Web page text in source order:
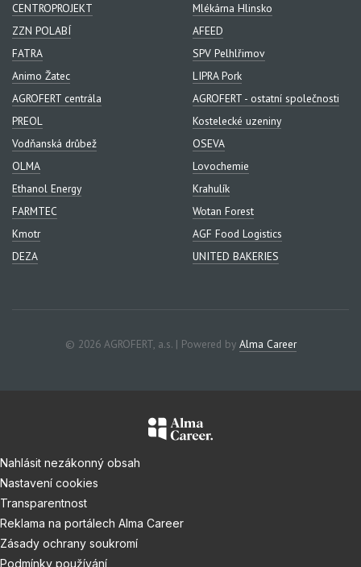
CENTROPROJEKT
Mlékárna Hlinsko
ZZN POLABÍ
AFEED
FATRA
SPV Pelhlřimov
Animo Žatec
LIPRA Pork
AGROFERT centrála
AGROFERT - ostatní společnosti
PREOL
Kostelecké uzeniny
Vodňanská drůbež
OSEVA
OLMA
Lovochemie
Ethanol Energy
Krahulík
FARMTEC
Wotan Forest
Kmotr
AGF Food Logistics
DEZA
UNITED BAKERIES
© 2026 AGROFERT, a.s. | Powered by Alma Career
Nahlásit nezákonný obsah
Nastavení cookies
Transparentnost
Reklama na portálech Alma Career
Zásady ochrany soukromí
Podmínky používání